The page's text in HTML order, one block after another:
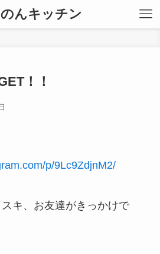
んキッチン
！！
キ、お友達がきっかけで